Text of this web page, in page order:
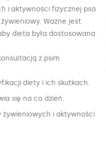
i aktywności fizycznej psa
Ważne jest
dieta była dostosowana
z psim
diety i ich skutkach.
się na co dzień.
żywieniowych i aktywności